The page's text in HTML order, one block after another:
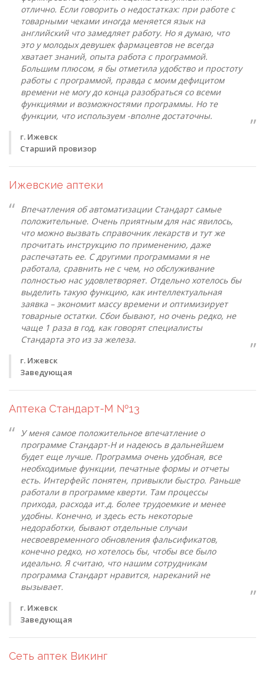
отлично. Если говорить о недостатках: при работе с
товарными чеками иногда меняется язык на
английский что замедляет работу. Но я думаю, что
это у молодых девушек фармацевтов не всегда
хватает знаний, опыта работа с программой.
Большим плюсом, я бы отметила удобство и простоту
работы с программой, правда с моим дефицитом
времени не могу до конца разобраться со всеми
функциями и возможностями программы. Но те
функции, что используем -вполне достаточны.
г. Ижевск
Старший провизор
Ижевские аптеки
Впечатления об автоматизации Стандарт самые
положительные. Очень приятным для нас явилось,
что можно вызвать справочник лекарств и тут же
прочитать инструкцию по применению, даже
распечатать ее. С другими программами я не
работала, сравнить не с чем, но обслуживание
полностью нас удовлетворяет. Отдельно хотелось бы
выделить такую функцию, как интеллектуальная
заявка – экономит массу времени и оптимизирует
товарные остатки. Сбои бывают, но очень редко, не
чаще 1 раза в год, как говорят специалисты
Стандарта это из за железа.
г. Ижевск
Заведующая
Аптека Стандарт-М №13
У меня самое положительное впечатление о
программе Стандарт-Н и надеюсь в дальнейшем
будет еще лучше. Программа очень удобная, все
необходимые функции, печатные формы и отчеты
есть. Интерфейс понятен, привыкли быстро. Раньше
работали в программе кверти. Там процессы
прихода, расхода ит.д. более трудоемкие и менее
удобны. Конечно, и здесь есть некоторые
недоработки, бывают отдельные случаи
несвоевременного обновления фальсификатов,
конечно редко, но хотелось бы, чтобы все было
идеально. Я считаю, что нашим сотрудникам
программа Стандарт нравится, нареканий не
вызывает.
г. Ижевск
Заведующая
Сеть аптек Викинг